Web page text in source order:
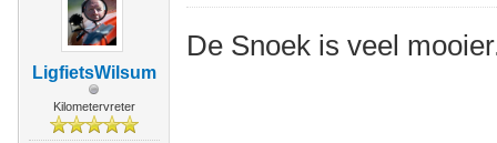
LigfietsWilsum
Kilometervreter
De Snoek is veel